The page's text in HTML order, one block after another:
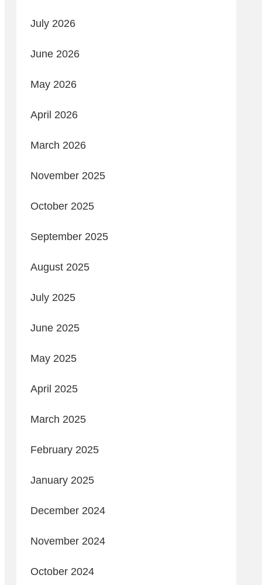
July 2026
June 2026
May 2026
April 2026
March 2026
November 2025
October 2025
September 2025
August 2025
July 2025
June 2025
May 2025
April 2025
March 2025
February 2025
January 2025
December 2024
November 2024
October 2024